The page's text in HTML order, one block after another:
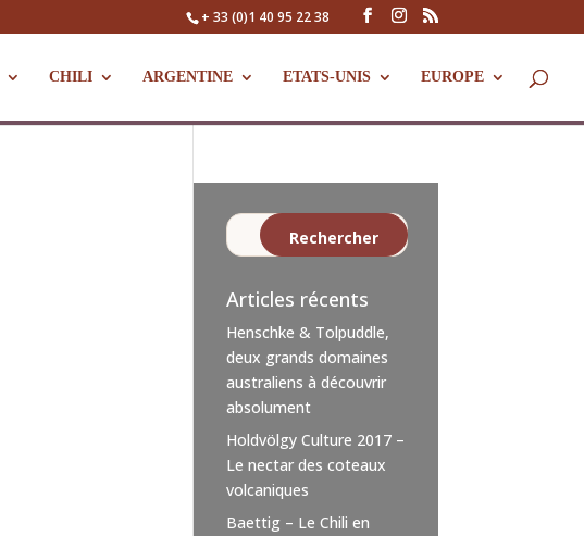
+ 33 (0)1 40 95 22 38
CHILI ARGENTINE ETATS-UNIS EUROPE
Articles récents
Henschke & Tolpuddle,
deux grands domaines
australiens à découvrir
absolument
Holdvölgy Culture 2017 –
Le nectar des coteaux
volcaniques
Baettig – Le Chili en